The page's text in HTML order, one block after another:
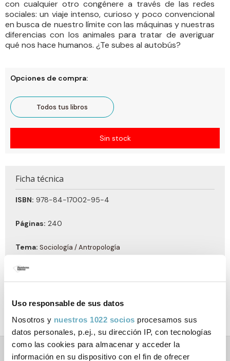
Uso responsable de sus datos
Nosotros y nuestros 1022 socios procesamos sus
datos personales, p.ej., su dirección IP, con tecnologías
como las cookies para almacenar y acceder la
información en su dispositivo con el fin de ofrecer
con cualquier otro congénere a través de las redes
sociales: un viaje intenso, curioso y poco convencional
en busca de nuestro límite con las máquinas y nuestras
diferencias con los animales para tratar de averiguar
qué nos hace humanos. ¿Te subes al autobús?
Opciones de compra:
Todos tus libros
Sin stock
Ficha técnica
ISBN: 978-84-17002-95-4
Páginas: 240
Tema: Sociología / Antropología
Formato: